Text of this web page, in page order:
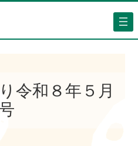
令和８年５月